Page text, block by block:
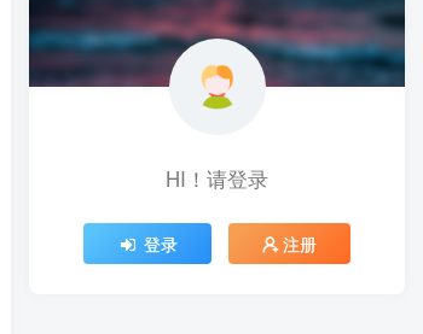
HI！请登录
登录 注册